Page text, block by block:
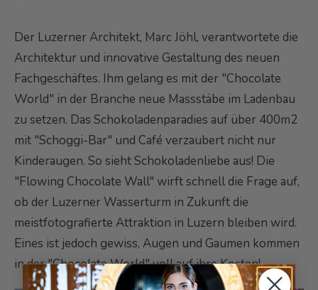
Der Luzerner Architekt, Marc Jöhl, verantwortete die
Architektur und innovative Gestaltung des neuen
Fachgeschäftes. Ihm gelang es mit der "Chocolate
World" in der Branche neue Massstäbe im Ladenbau
zu setzen. Das Schokoladenparadies auf über 400m2
mit "Schoggi-Bar" und Café verzaubert nicht nur
Kinderaugen. So sieht Schokoladenliebe aus! Die
"Flowing Chocolate Wall" wirft schnell die Frage auf,
ob der Luzerner Wasserturm in Zukunft die
meistfotografierte Attraktion in Luzern bleiben wird.
Eines ist jedoch gewiss, Augen und Gaumen kommen
in der "Chocolate World" voll auf ihre Kosten!